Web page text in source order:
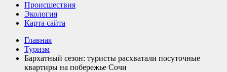
Происшествия
Экология
Карта сайта
Главная
Туризм
Бархатный сезон: туристы расхватали посуточные
квартиры на побережье Сочи